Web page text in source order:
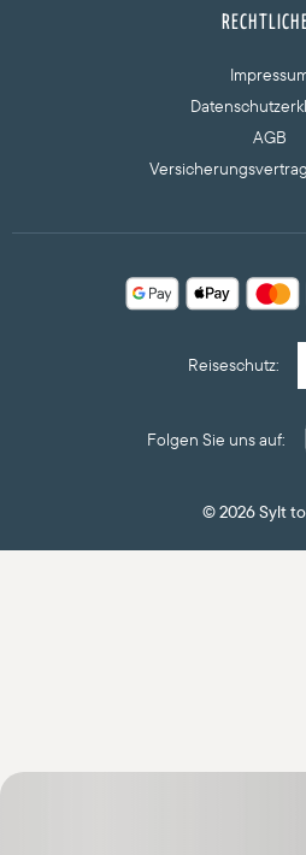
AGB
© 2026 Sylt